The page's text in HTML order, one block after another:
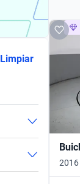
Limpiar
2016
X AT